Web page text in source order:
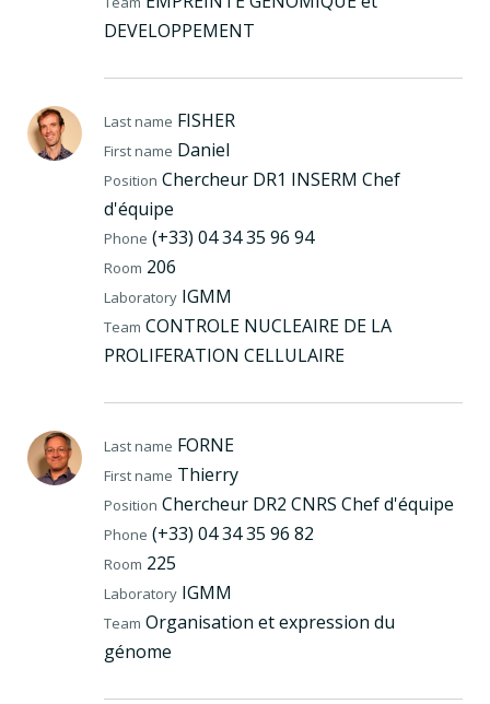
DEVELOPPEMENT
Last name FISHER
First name Daniel
Position Chercheur DR1 INSERM Chef
d'équipe
Phone (+33) 04 34 35 96 94
Room 206
Laboratory IGMM
Team CONTROLE NUCLEAIRE DE LA
PROLIFERATION CELLULAIRE
Last name FORNE
First name Thierry
Position Chercheur DR2 CNRS Chef d'équipe
Phone (+33) 04 34 35 96 82
Room 225
Laboratory IGMM
Team Organisation et expression du
génome